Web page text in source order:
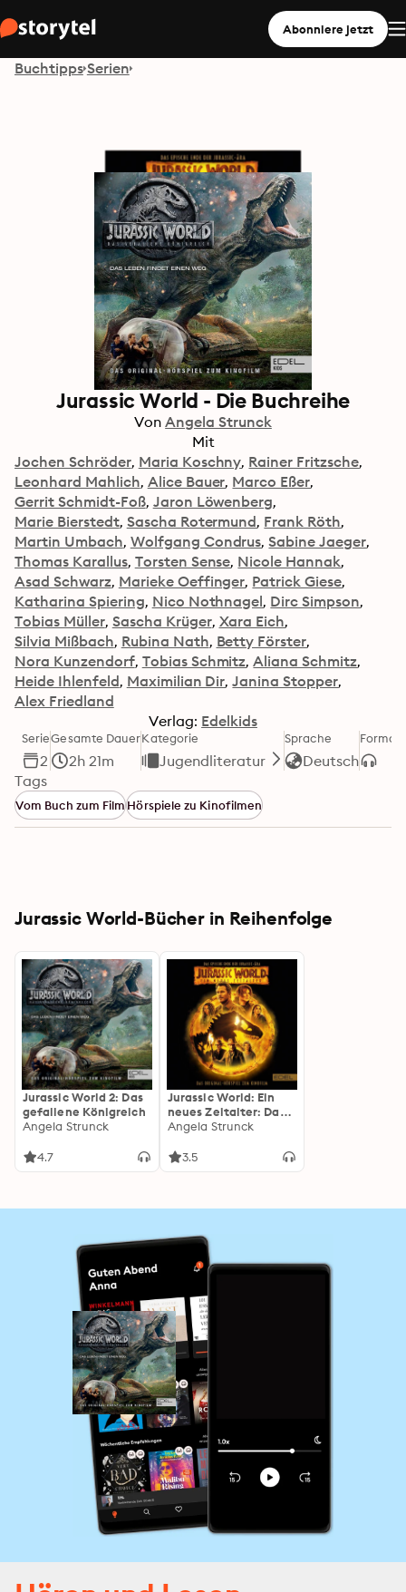
Abonniere jetzt
Buchtipps Serien
Jurassic World - Die Buchreihe
Von Angela Strunck
Mit
Jochen Schröder Maria Koschny Rainer Fritzsche
Leonhard Mahlich Alice Bauer Marco Eßer
Gerrit Schmidt-Foß Jaron Löwenberg
Marie Bierstedt Sascha Rotermund Frank Röth
Martin Umbach Wolfgang Condrus Sabine Jaeger
Thomas Karallus Torsten Sense Nicole Hannak
Asad Schwarz Marieke Oeffinger Patrick Giese
Katharina Spiering Nico Nothnagel Dirc Simpson
Tobias Müller Sascha Krüger Xara Eich
Silvia Mißbach Rubina Nath Betty Förster
Nora Kunzendorf Tobias Schmitz Aliana Schmitz
Heide Ihlenfeld Maximilian Dir Janina Stopper
Alex Friedland
Verlag: Edelkids
Serie
2
Gesamte Dauer
2h 21m
Kategorie
Jugendliteratur
Sprache
Deutsch
Format
Tags
Vom Buch zum FilmHörspiele zu Kinofilmen
Jurassic World-Bücher in Reihenfolge
Jurassic World 2: Das
gefallene Königreich
Angela Strunck
4.7
Jurassic World: Ein
neues Zeitalter: Das
Original-Hörspiel zum
Angela Strunck
3.5